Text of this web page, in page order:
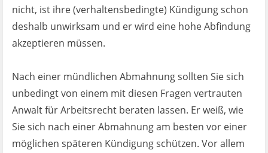
nicht, ist ihre (verhaltensbedingte) Kündigung schon
deshalb unwirksam und er wird eine hohe Abfindung
akzeptieren müssen.
Nach einer mündlichen Abmahnung sollten Sie sich
unbedingt von einem mit diesen Fragen vertrauten
Anwalt für Arbeitsrecht beraten lassen. Er weiß, wie
Sie sich nach einer Abmahnung am besten vor einer
möglichen späteren Kündigung schützen. Vor allem